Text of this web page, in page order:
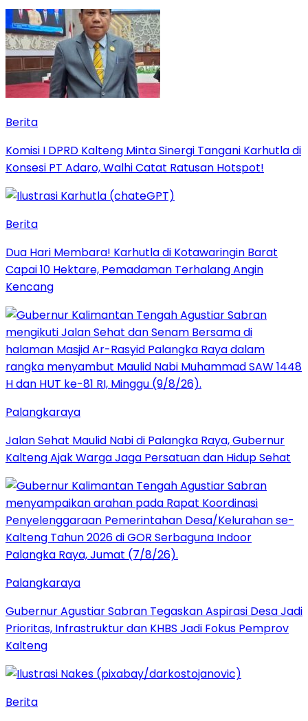
Berita
Komisi I DPRD Kalteng Minta Sinergi Tangani Karhutla di
Konsesi PT Adaro, Walhi Catat Ratusan Hotspot!
Berita
Dua Hari Membara! Karhutla di Kotawaringin Barat
Capai 10 Hektare, Pemadaman Terhalang Angin
Kencang
Palangkaraya
Jalan Sehat Maulid Nabi di Palangka Raya, Gubernur
Kalteng Ajak Warga Jaga Persatuan dan Hidup Sehat
Palangkaraya
Gubernur Agustiar Sabran Tegaskan Aspirasi Desa Jadi
Prioritas, Infrastruktur dan KHBS Jadi Fokus Pemprov
Kalteng
Berita